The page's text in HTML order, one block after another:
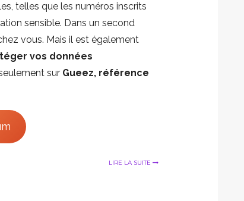
telles que les numéros inscrits
sensible. Dans un second
vous. Mais il est également
vos données
sur Gueez, référence
LIRE LA SUITE